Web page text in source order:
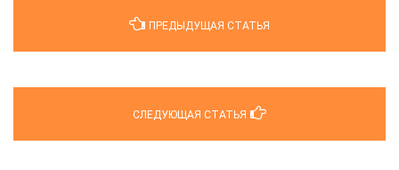
ПРЕДЫДУЩАЯ СТАТЬЯ
СЛЕДУЮЩАЯ СТАТЬЯ